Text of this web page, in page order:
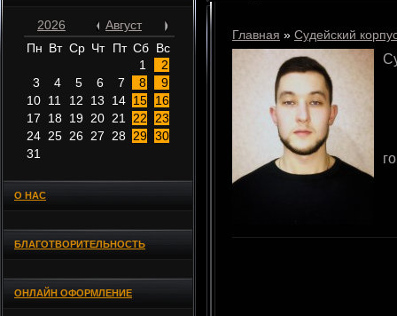
2026
Август
Пн Вт Ср Чт Пт Сб Вс
1
2
3
4 5 6 7 8
9
10 11 12 13 14 15
16
17
18 19 20 21 22
23
24 25 26 27 28 29 30
31
О НАС
БЛАГОТВОРИТЕЛЬНОСТЬ
ОНЛАЙН ОФОРМЛЕНИЕ
Главная » Судейский